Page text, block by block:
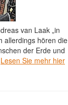
van Laak „in
allerdings hören die
der Erde und
Lesen Sie mehr hier